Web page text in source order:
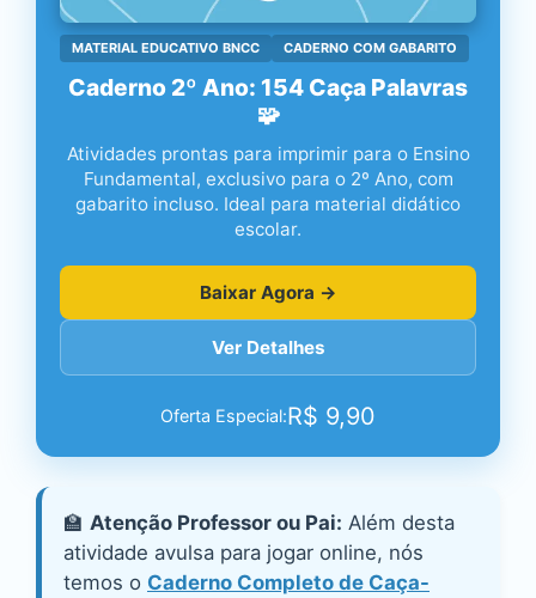
MATERIAL EDUCATIVO BNCC CADERNO COM GABARITO
Caderno 2º Ano: 154 Caça Palavras
🧩
Atividades prontas para imprimir para o Ensino
Fundamental, exclusivo para o 2º Ano, com
gabarito incluso. Ideal para material didático
escolar.
Baixar Agora →
Ver Detalhes
Oferta Especial:R$ 9,90
🏫 Atenção Professor ou Pai: Além desta
atividade avulsa para jogar online, nós
temos o Caderno Completo de Caça-